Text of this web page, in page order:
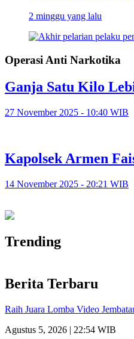
2 minggu yang lalu
Operasi Anti Narkotika
Ganja Satu Kilo
27 November 2025 - 10:40 WIB
Kapolsek Armen
14 November 2025 - 20:21 WIB
Trending
Berita Terbaru
Raih Juara Lomba Video
Agustus 5, 2026 | 22:54 WIB